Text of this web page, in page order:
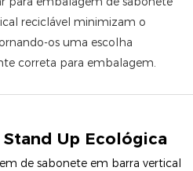
reciclável minimizam o
os uma escolha
correta para embalagem.
Up Ecológica
de sabonete em barra vertical